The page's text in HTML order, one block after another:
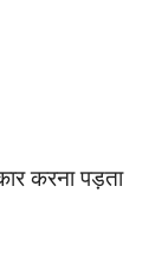
करना पड़ता